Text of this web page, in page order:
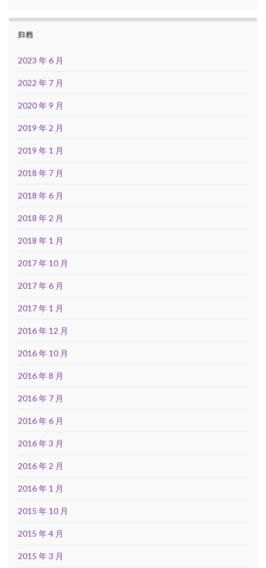
归档
2023 年 6 月
2022 年 7 月
2020 年 9 月
2019 年 2 月
2019 年 1 月
2018 年 7 月
2018 年 6 月
2018 年 2 月
2018 年 1 月
2017 年 10 月
2017 年 6 月
2017 年 1 月
2016 年 12 月
2016 年 10 月
2016 年 8 月
2016 年 7 月
2016 年 6 月
2016 年 3 月
2016 年 2 月
2016 年 1 月
2015 年 10 月
2015 年 4 月
2015 年 3 月